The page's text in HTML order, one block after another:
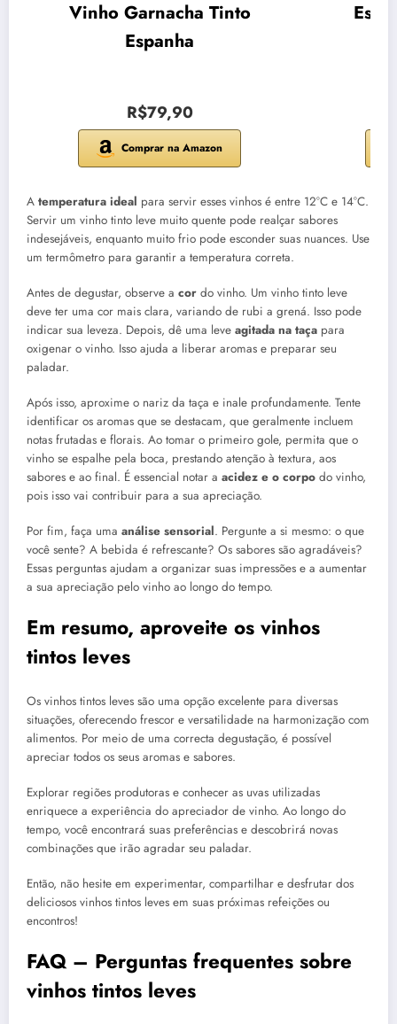
Vinho Garnacha Tinto
Espanha
R$79,90
Comprar na Amazon
A temperatura ideal para servir esses vinhos é entre 12°C e 14°C.
Servir um vinho tinto leve muito quente pode realçar sabores
indesejáveis, enquanto muito frio pode esconder suas nuances. Use
um termômetro para garantir a temperatura correta.
Antes de degustar, observe a cor do vinho. Um vinho tinto leve
deve ter uma cor mais clara, variando de rubi a grená. Isso pode
indicar sua leveza. Depois, dê uma leve agitada na taça para
oxigenar o vinho. Isso ajuda a liberar aromas e preparar seu
paladar.
Após isso, aproxime o nariz da taça e inale profundamente. Tente
identificar os aromas que se destacam, que geralmente incluem
notas frutadas e florais. Ao tomar o primeiro gole, permita que o
vinho se espalhe pela boca, prestando atenção à textura, aos
sabores e ao final. É essencial notar a acidez e o corpo do vinho,
pois isso vai contribuir para a sua apreciação.
Por fim, faça uma análise sensorial. Pergunte a si mesmo: o que
você sente? A bebida é refrescante? Os sabores são agradáveis?
Essas perguntas ajudam a organizar suas impressões e a aumentar
a sua apreciação pelo vinho ao longo do tempo.
Em resumo, aproveite os vinhos
tintos leves
Os vinhos tintos leves são uma opção excelente para diversas
situações, oferecendo frescor e versatilidade na harmonização com
alimentos. Por meio de uma correcta degustação, é possível
apreciar todos os seus aromas e sabores.
Explorar regiões produtoras e conhecer as uvas utilizadas
enriquece a experiência do apreciador de vinho. Ao longo do
tempo, você encontrará suas preferências e descobrirá novas
combinações que irão agradar seu paladar.
Então, não hesite em experimentar, compartilhar e desfrutar dos
deliciosos vinhos tintos leves em suas próximas refeições ou
encontros!
FAQ – Perguntas frequentes sobre
vinhos tintos leves